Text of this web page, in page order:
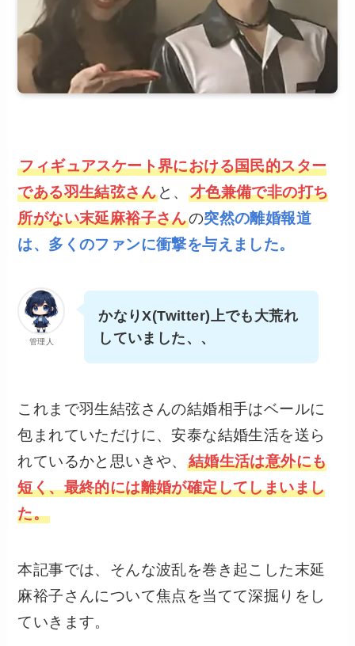
フィギュアスケート界における国民的スター
である羽生結弦さん と、 才色兼備で非の打ち
所がない末延麻裕子さんの突然の離婚報道
は、多くのファンに衝撃を与えました。
管理人
かなりX(Twitter)上でも大荒れ
していました、、
これまで羽生結弦さんの結婚相手はベールに
包まれていただけに、安泰な結婚生活を送ら
れているかと思いきや、 結婚生活は意外にも
短く、最終的には離婚が確定してしまいまし
た。
本記事では、そんな波乱を巻き起こした末延
麻裕子さんについて焦点を当てて深掘りをし
ていきます。